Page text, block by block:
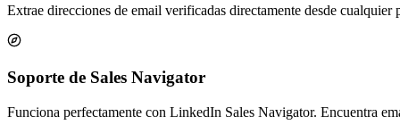
Extrae direcciones de email verificadas directamente desde
Soporte de Sales Navigator
Funciona perfectamente con LinkedIn Sales Navigator. Encuentra